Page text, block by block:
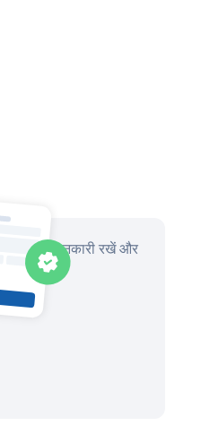
के बारे में जानकारी रखें और
संवाद करें